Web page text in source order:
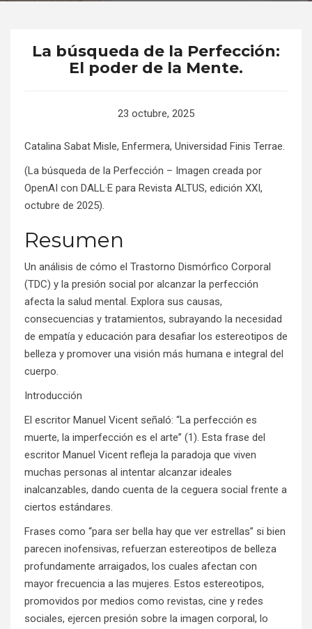
La búsqueda de la Perfección:
El poder de la Mente.
23 octubre, 2025
Catalina Sabat Misle, Enfermera, Universidad Finis Terrae.
(La búsqueda de la Perfección – Imagen creada por
OpenAI con DALL·E para Revista ALTUS, edición XXI,
octubre de 2025).
Resumen
Un análisis de cómo el Trastorno Dismórfico Corporal
(TDC) y la presión social por alcanzar la perfección
afecta la salud mental. Explora sus causas,
consecuencias y tratamientos, subrayando la necesidad
de empatía y educación para desafiar los estereotipos de
belleza y promover una visión más humana e integral del
cuerpo.
Introducción
El escritor Manuel Vicent señaló: “La perfección es
muerte, la imperfección es el arte” (1). Esta frase del
escritor Manuel Vicent refleja la paradoja que viven
muchas personas al intentar alcanzar ideales
inalcanzables, dando cuenta de la ceguera social frente a
ciertos estándares.
Frases como “para ser bella hay que ver estrellas” si bien
parecen inofensivas, refuerzan estereotipos de belleza
profundamente arraigados, los cuales afectan con
mayor frecuencia a las mujeres. Estos estereotipos,
promovidos por medios como revistas, cine y redes
sociales, ejercen presión sobre la imagen corporal, lo